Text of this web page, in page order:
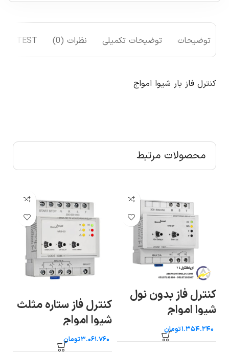
توضیحات توضیحات تکمیلی نظرات (0) TEST
کنترل فاز بار شیوا امواج
محصولات مرتبط
کنترل فاز بدون نول
شیوا امواج
تومان
کنترل فاز ستاره مثلث
شیوا امواج
تومان